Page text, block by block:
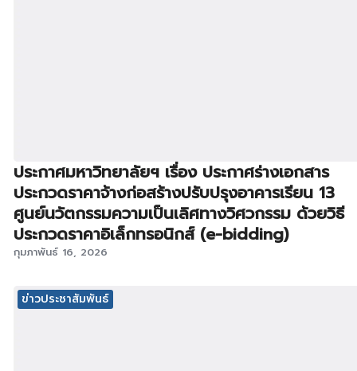
ประกาศมหาวิทยาลัยฯ เรื่อง ประกาศร่างเอกสาร
ประกวดราคาจ้างก่อสร้างปรับปรุงอาคารเรียน 13
ศูนย์นวัตกรรมความเป็นเลิศทางวิศวกรรม ด้วยวิธี
ประกวดราคาอิเล็กทรอนิกส์ (e-bidding)
กุมภาพันธ์ 16, 2026
ข่าวประชาสัมพันธ์